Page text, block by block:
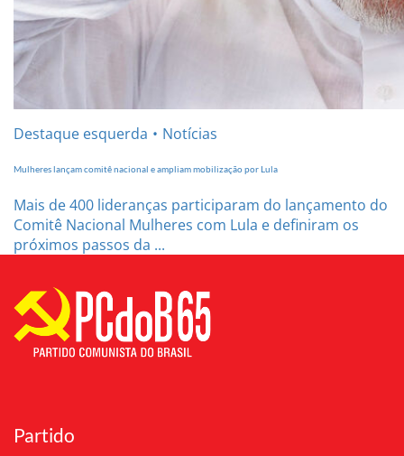
Destaque esquerda Notícias
Mulheres lançam comitê nacional e ampliam mobilização por Lula
Mais de 400 lideranças participaram do lançamento do
Comitê Nacional Mulheres com Lula e definiram os
próximos passos da ...
Partido